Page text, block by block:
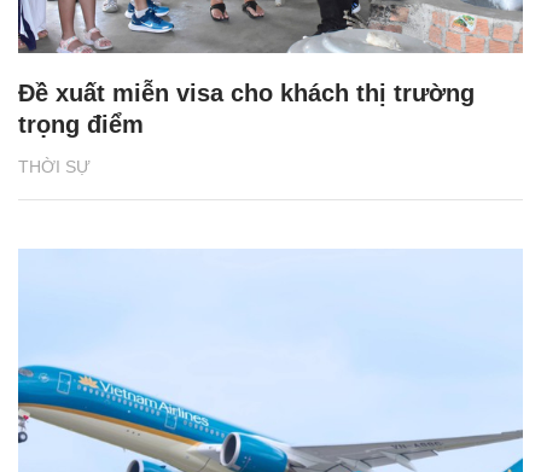
THỜI SỰ
Đề xuất miễn visa cho khách thị trường
trọng điểm